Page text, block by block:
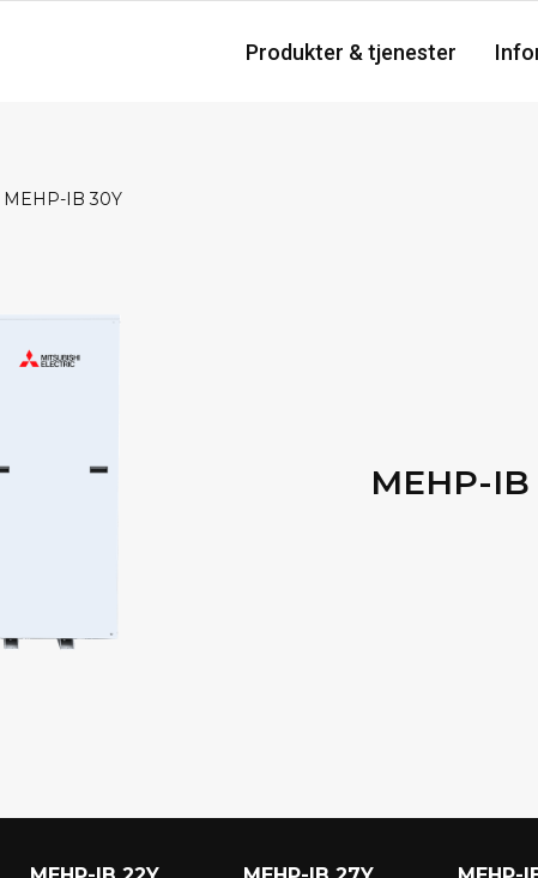
Produkter & tjenester
MEHP-IB 30Y
MEHP-IB